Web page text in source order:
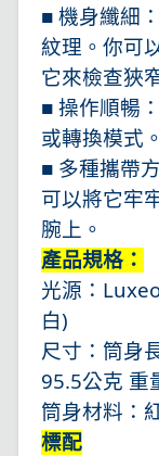
■ 機身纖細
紋理。你可
它來檢查狹
■ 操作順暢
或轉換模式。
■ 多種攜帶
可以將它牢
腕上。
產品規格：
光源：
白)
尺寸： 筒身
95.5公克 重
筒身材料：
標配